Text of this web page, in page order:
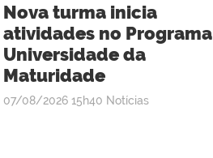
Nova turma inicia
atividades no Programa
Universidade da
Maturidade
publicado
07/08/2026 15h40 Notícias